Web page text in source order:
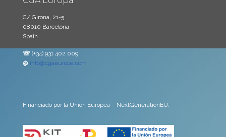
C/ Girona, 21-5
08010 Barcelona
Spain
☏ (+34) 931 402 009
@ info@cgaeuropa.com
Financiado por la Unión Europea – NextGenerationEU.